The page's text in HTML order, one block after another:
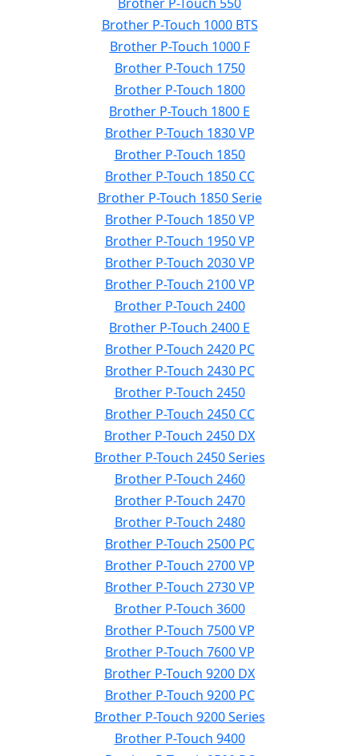
Brother P-Touch 1000 BTS
Brother P-Touch 1000 F
Brother P-Touch 1750
Brother P-Touch 1800
Brother P-Touch 1800 E
Brother P-Touch 1830 VP
Brother P-Touch 1850
Brother P-Touch 1850 CC
Brother P-Touch 1850 Serie
Brother P-Touch 1850 VP
Brother P-Touch 1950 VP
Brother P-Touch 2030 VP
Brother P-Touch 2100 VP
Brother P-Touch 2400
Brother P-Touch 2400 E
Brother P-Touch 2420 PC
Brother P-Touch 2430 PC
Brother P-Touch 2450
Brother P-Touch 2450 CC
Brother P-Touch 2450 DX
Brother P-Touch 2450 Series
Brother P-Touch 2460
Brother P-Touch 2470
Brother P-Touch 2480
Brother P-Touch 2500 PC
Brother P-Touch 2700 VP
Brother P-Touch 2730 VP
Brother P-Touch 3600
Brother P-Touch 7500 VP
Brother P-Touch 7600 VP
Brother P-Touch 9200 DX
Brother P-Touch 9200 PC
Brother P-Touch 9200 Series
Brother P-Touch 9400